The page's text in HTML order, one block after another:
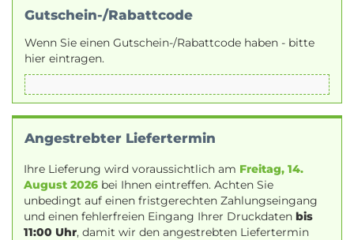
Gutschein-/Rabattcode
Wenn Sie einen Gutschein-/Rabattcode haben - bitte
hier eintragen.
Angestrebter Liefertermin
Ihre Lieferung wird voraussichtlich am Freitag, 14.
August 2026 bei Ihnen eintreffen. Achten Sie
unbedingt auf einen fristgerechten Zahlungseingang
und einen fehlerfreien Eingang Ihrer Druckdaten bis
11:00 Uhr, damit wir den angestrebten Liefertermin